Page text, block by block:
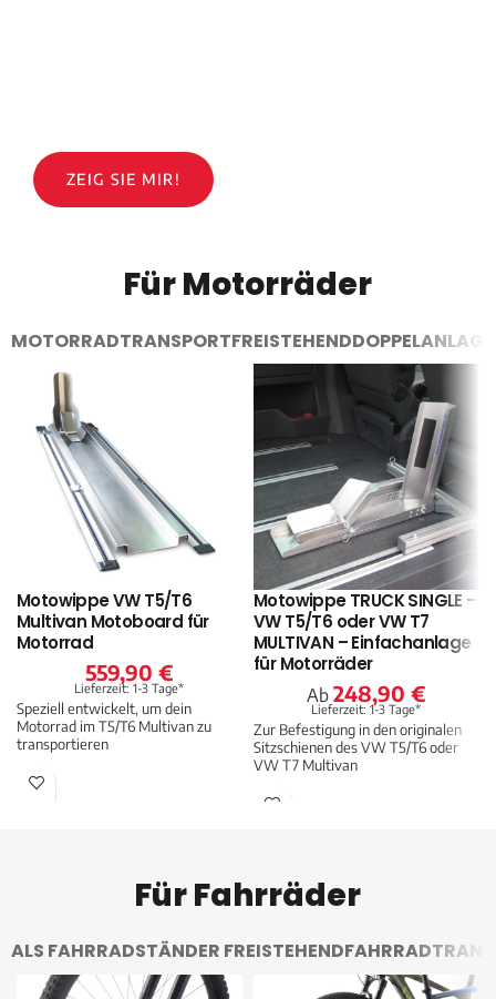
ZEIG SIE MIR!
Für Motorräder
MOTORRADTRANSPORTFREISTEHEND
Motowippe VW T5/T6
Multivan Motoboard für
Motorrad
559,90€
Lieferzeit: 1-3 Tage*
Speziell entwickelt, um dein
Motorrad im T5/T6 Multivan zu
transportieren
Motowippe TRUCK SINGLE –
VW T5/T6 oder VW T7
MULTIVAN – Einfachanlage
für Motorräder
Ab 248,90€
Lieferzeit: 1-3 Tage*
Zur Befestigung in den originalen
Sitzschienen des VW T5/T6 oder
VW T7 Multivan
Für Fahrräder
ALS FAHRRADSTÄNDER FREISTEHEND